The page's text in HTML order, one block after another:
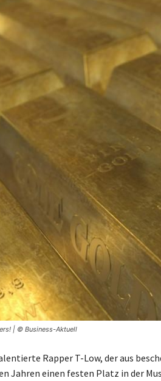
| © Business-Aktuell
Rapper T-Low, der aus
Jahren einen festen Platz in der